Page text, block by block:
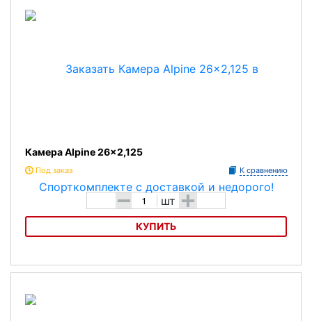
Камера Alpine 26x2,125
Под заказ К сравнению
- шт +
КУПИТЬ
Камера Alpine 26x2,125